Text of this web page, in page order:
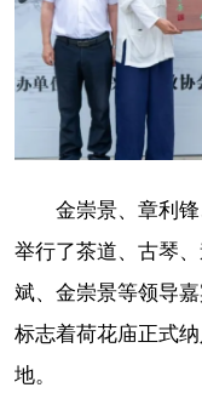
金崇景、章利
举行了茶道、古琴
斌、金崇景等领导嘉
标志着荷花庙正式
地。